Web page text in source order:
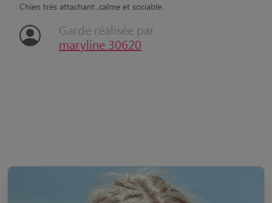
maryline 30620